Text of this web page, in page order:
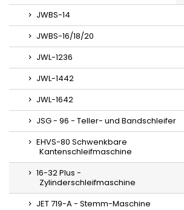
JWBS-14
JWBS-16/18/20
JWL-1236
JWL-1442
JWL-1642
JSG - 96 - Teller- und Bandschleifer
EHVS-80 Schwenkbare
Kantenschleifmaschine
16-32 Plus -
Zylinderschleifmaschine
JET 719-A - Stemm-Maschine